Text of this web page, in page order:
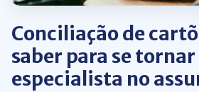
Conciliação de
saber para se
especialista no